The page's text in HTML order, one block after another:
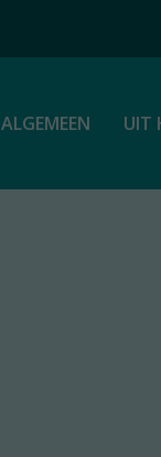
ALGEMEEN UIT